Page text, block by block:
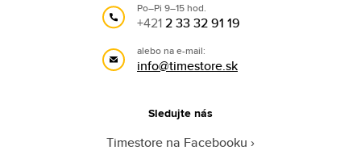
Po–Pi 9–15 hod.
+4212 33 32 91 19
alebo na e-mail:
info@timestore.sk
Sledujte nás
Timestore na Facebooku